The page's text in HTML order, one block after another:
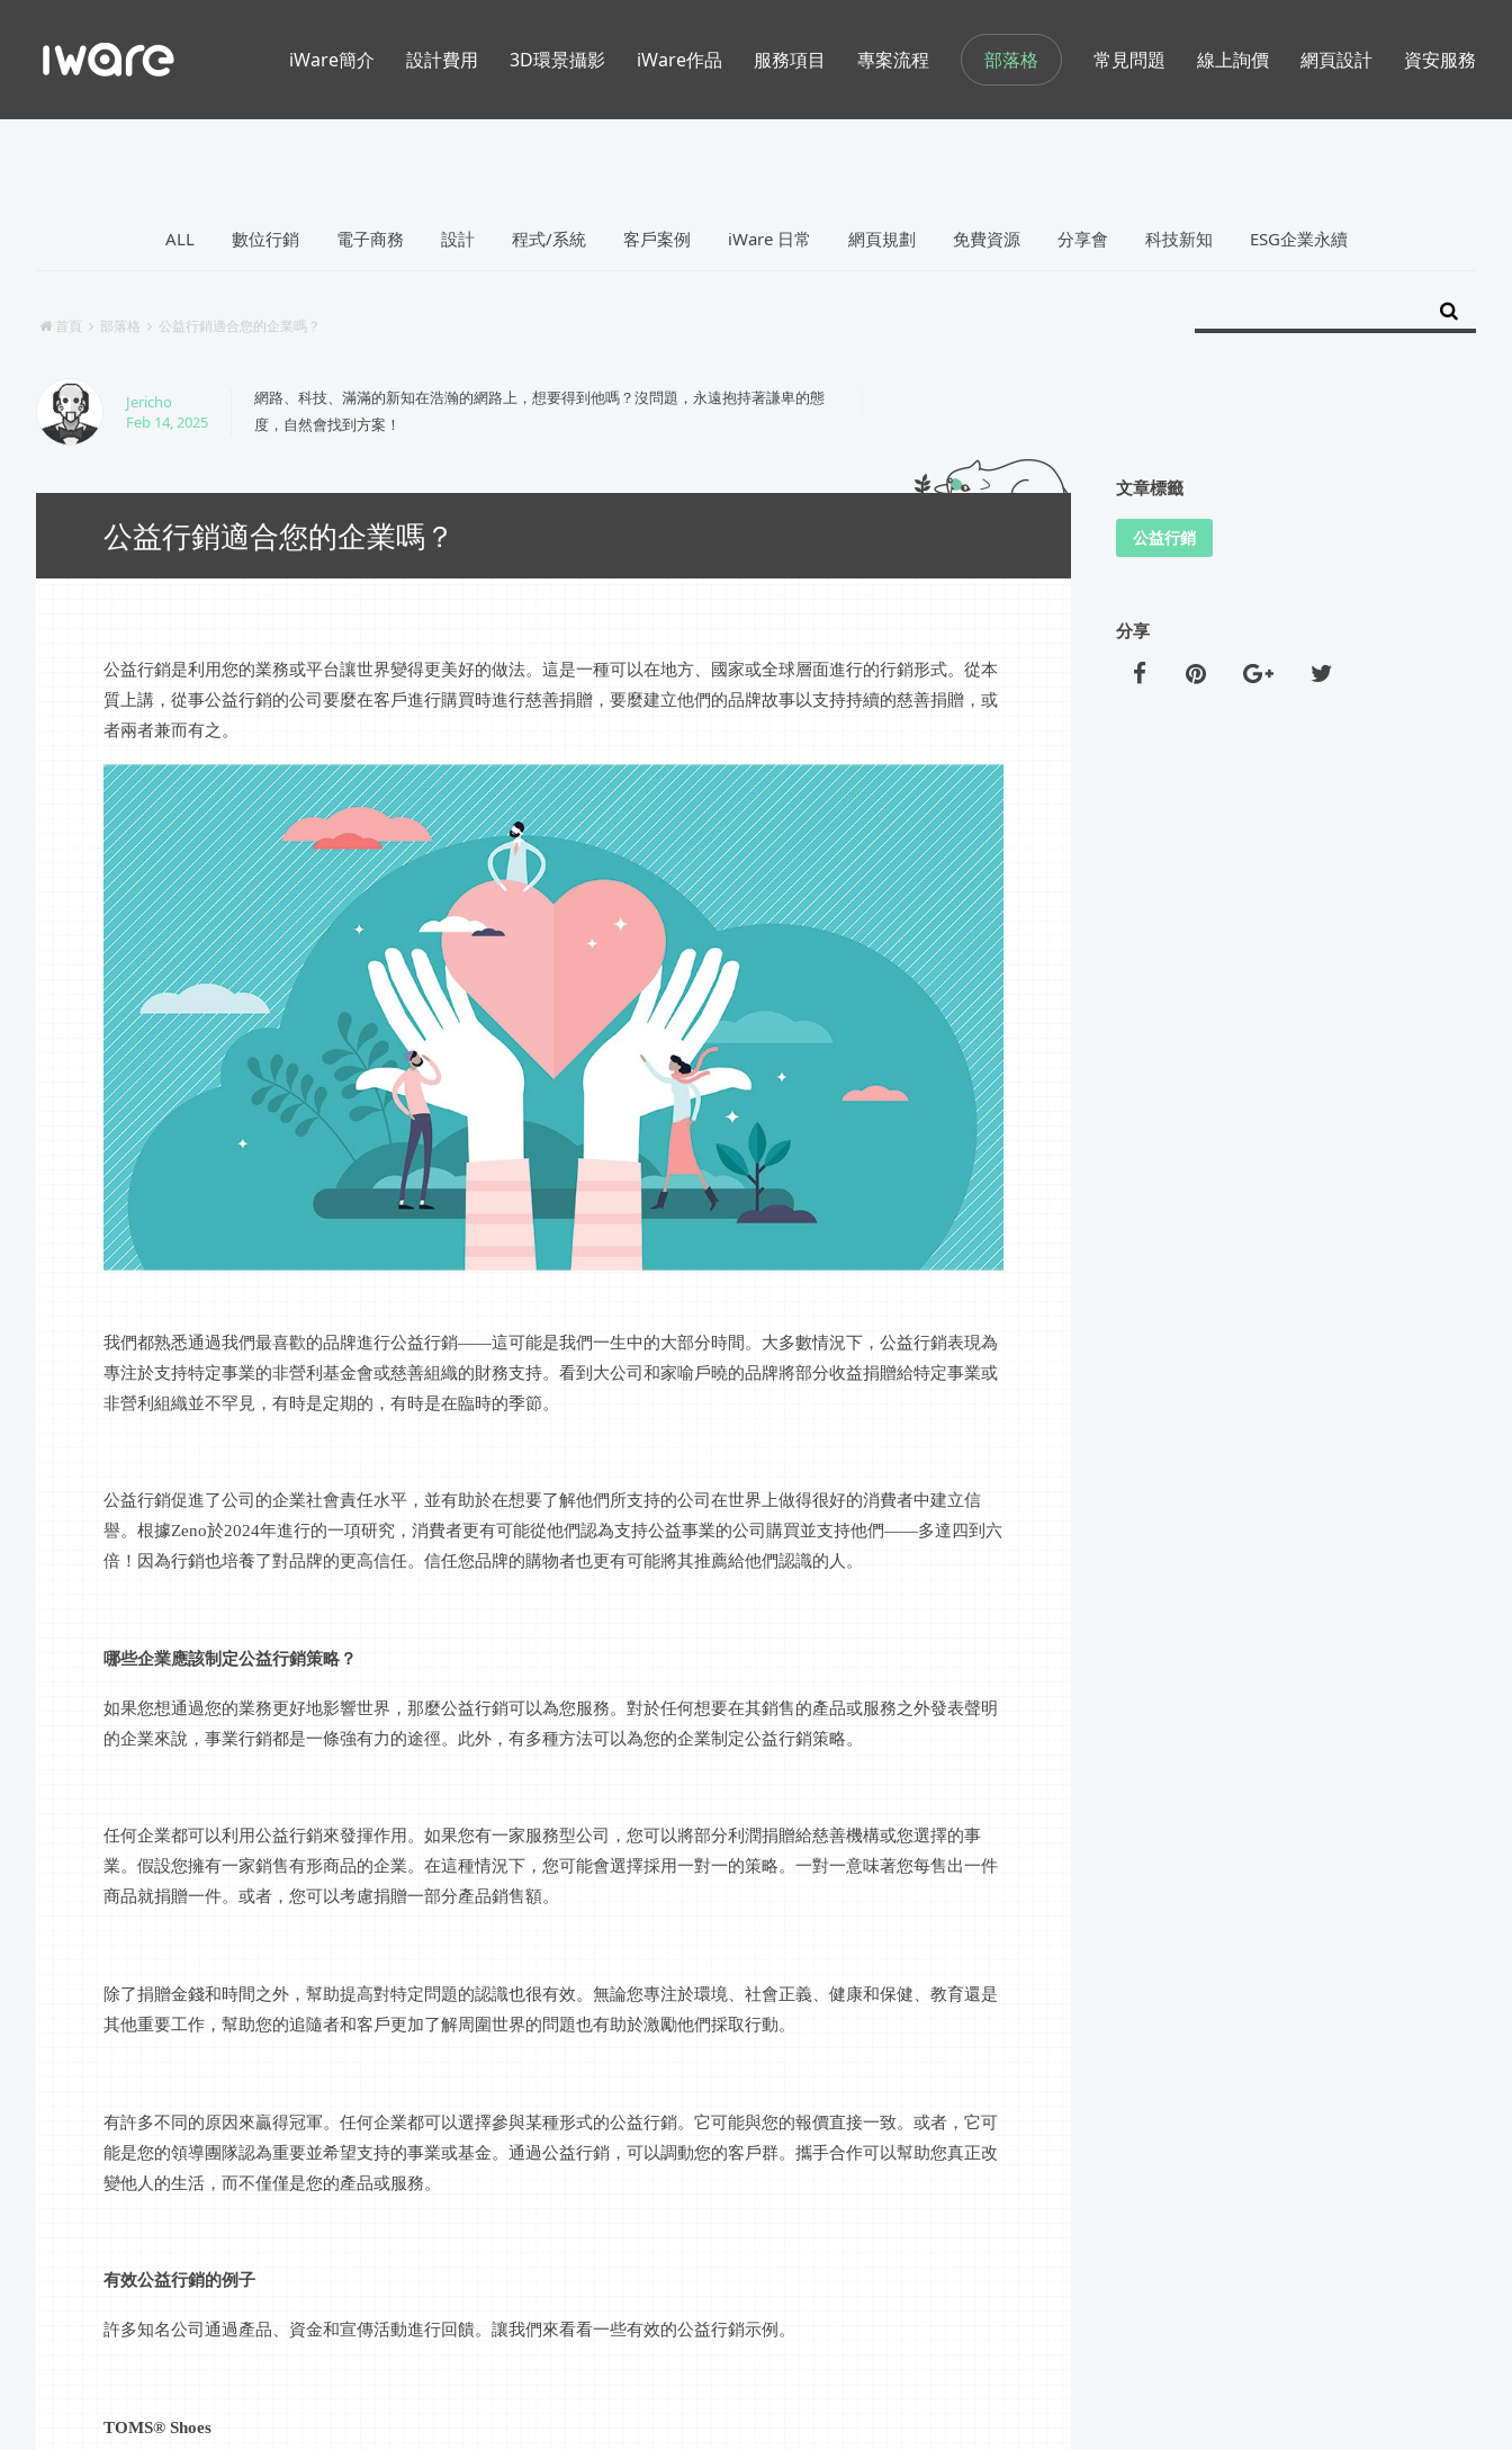
部落格
ALL 數位行銷 電子商務 設計 程式/系統 客戶案例 iWare 日常 網頁規劃 免費資源 分享會 科技新知 ESG企業永續
首頁 部落格 公益行銷適合您的企業嗎？
Jericho
Feb 14, 2025
網路、科技、滿滿的新知在浩瀚的網路上，想要得到他嗎？沒問題，永遠抱持著謙卑的態
度，自然會找到方案！
公益行銷適合您的企業嗎？
公益行銷是利用您的業務或平台讓世界變得更美好的做法。這是一種可以在地方、國家或全球層面進行的行銷形式。從本
質上講，從事公益行銷的公司要麼在客戶進行購買時進行慈善捐贈，要麼建立他們的品牌故事以支持持續的慈善捐贈，或
者兩者兼而有之。
我們都熟悉通過我們最喜歡的品牌進行公益行銷——這可能是我們一生中的大部分時間。大多數情況下，公益行銷表現為
專注於支持特定事業的非營利基金會或慈善組織的財務支持。看到大公司和家喻戶曉的品牌將部分收益捐贈給特定事業或
非營利組織並不罕見，有時是定期的，有時是在臨時的季節。
公益行銷促進了公司的企業社會責任水平，並有助於在想要了解他們所支持的公司在世界上做得很好的消費者中建立信
譽。根據Zeno於2024年進行的一項研究，消費者更有可能從他們認為支持公益事業的公司購買並支持他們——多達四到六
倍！因為行銷也培養了對品牌的更高信任。信任您品牌的購物者也更有可能將其推薦給他們認識的人。
哪些企業應該制定公益行銷策略？
如果您想通過您的業務更好地影響世界，那麼公益行銷可以為您服務。對於任何想要在其銷售的產品或服務之外發表聲明
的企業來說，事業行銷都是一條強有力的途徑。此外，有多種方法可以為您的企業制定公益行銷策略。
任何企業都可以利用公益行銷來發揮作用。如果您有一家服務型公司，您可以將部分利潤捐贈給慈善機構或您選擇的事
業。假設您擁有一家銷售有形商品的企業。在這種情況下，您可能會選擇採用一對一的策略。一對一意味著您每售出一件
商品就捐贈一件。或者，您可以考慮捐贈一部分產品銷售額。
除了捐贈金錢和時間之外，幫助提高對特定問題的認識也很有效。無論您專注於環境、社會正義、健康和保健、教育還是
其他重要工作，幫助您的追隨者和客戶更加了解周圍世界的問題也有助於激勵他們採取行動。
有許多不同的原因來贏得冠軍。任何企業都可以選擇參與某種形式的公益行銷。它可能與您的報價直接一致。或者，它可
能是您的領導團隊認為重要並希望支持的事業或基金。通過公益行銷，可以調動您的客戶群。攜手合作可以幫助您真正改
變他人的生活，而不僅僅是您的產品或服務。
有效公益行銷的例子
許多知名公司通過產品、資金和宣傳活動進行回饋。讓我們來看看一些有效的公益行銷示例。
TOMS® Shoes
文章標籤
公益行銷
分享